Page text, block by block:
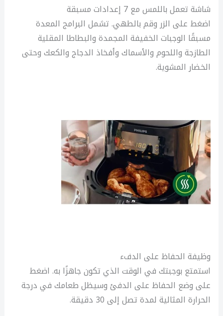
شاشة تعمل باللمس مع 7 إعدادات مسبقة
اضغط على الزر وقم بالطهي. تشمل البرامج المعدة
مسبقًا الوجبات الخفيفة المجمدة والبطاطا المقلية
الطازجة واللحوم والأسماك وأفخاذ الدجاج والكعك وحتى
الخضار المشوية.
وظيفة الحفاظ على الدفء
استمتع بوجبتك في الوقت الذي تكون جاهزًا به. اضغط
على وضع الحفاظ على الدفئ وسيظل طعامك في درجة
الحرارة المثالية لمدة تصل إلى 30 دقيقة.